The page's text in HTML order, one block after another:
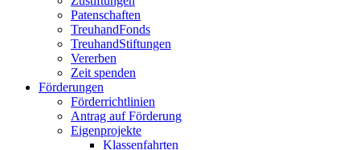
Patenschaften
TreuhandFonds
TreuhandStiftungen
Vererben
Zeit spenden
Förderungen
Förderrichtlinien
Antrag auf Förderung
Eigenprojekte
Klassenfahrten